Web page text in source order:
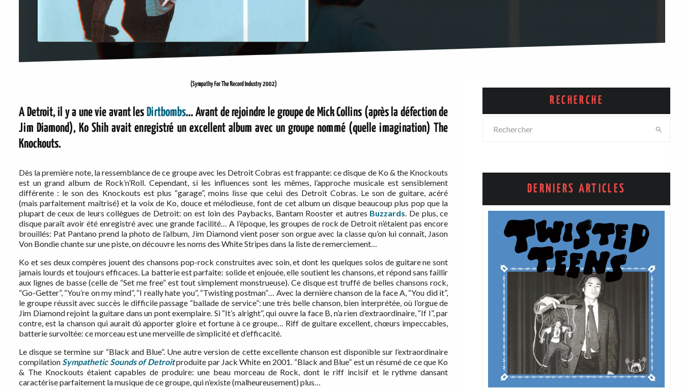
(Sympathy For The Record Industry 2002)
A Detroit, il y a une vie avant les Dirtbombs… Avant de rejoindre le groupe de Mick Collins (après la défection de
Jim Diamond), Ko Shih avait enregistré un excellent album avec un groupe nommé (quelle imagination) The
Knockouts.
Dès la première note, la ressemblance de ce groupe avec les Detroit Cobras est frappante: ce disque de Ko & the Knockouts
est un grand album de Rock’n’Roll. Cependant, si les influences sont les mêmes, l’approche musicale est sensiblement
différente : le son des Knockouts est plus “garage”, moins lisse que celui des Detroit Cobras. Le son de guitare, acéré
(mais parfaitement maîtrisé) et la voix de Ko, douce et mélodieuse, font de cet album un disque beaucoup plus pop que la
plupart de ceux de leurs collègues de Detroit: on est loin des Paybacks, Bantam Rooster et autres Buzzards. De plus, ce
disque paraît avoir été enregistré avec une grande facilité… A l’époque, les groupes de rock de Detroit n’étaient pas encore
brouillés: Pat Pantano prend la photo de l’album, Jim Diamond vient poser son orgue avec la classe qu’on lui connaît, Jason
Von Bondie chante sur une piste, on découvre les noms des White Stripes dans la liste de remerciement…
Ko et ses deux compères jouent des chansons pop-rock construites avec soin, et dont les quelques solos de guitare ne sont
jamais lourds et toujours efficaces. La batterie est parfaite: solide et enjouée, elle soutient les chansons, et répond sans faillir
aux lignes de basse (celle de “Set me free” est tout simplement monstrueuse). Ce disque est truffé de belles chansons rock,
“Go-Getter”, “You’re on my mind”, “I really hate you”, “Twisting postman”… Avec la dernière chanson de la face A, “You did it”,
le groupe réussit avec succès le difficile passage “ballade de service”: une très belle chanson, bien interprétée, où l’orgue de
Jim Diamond rejoint la guitare dans un pont exemplaire. Si “It’s alright”, qui ouvre la face B, n’a rien d’extraordinaire, “If I”, par
contre, est la chanson qui aurait dû apporter gloire et fortune à ce groupe… Riff de guitare excellent, chœurs impeccables,
batterie survoltée: ce morceau est une merveille de simplicité et d’efficacité.
Le disque se termine sur “Black and Blue”. Une autre version de cette excellente chanson est disponible sur l’extraordinaire
compilationSympathetic Sounds of Detroitproduite par Jack White en 2001. “Black and Blue” est un résumé de ce que Ko
& The Knockouts étaient capables de produire: une beau morceau de Rock, dont le riff incisif et le rythme dansant
caractérise parfaitement la musique de ce groupe, qui n’existe (malheureusement) plus…
RECHERCHE
DERNIERS ARTICLES